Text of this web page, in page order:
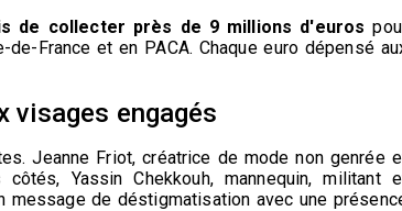
de collecter près de 9 millions d'euros
France et en PACA. Chaque euro dépensé
visages engagés
Jeanne Friot, créatrice de mode non genrée
Yassin Chekkouh, mannequin, militant
message de déstigmatisation avec une